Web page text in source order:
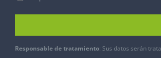
Responsable de tratamiento: Sus datos serán